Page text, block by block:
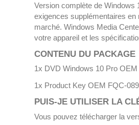
Version complète de Windows
exigences supplémentaires en
marché. Windows Media
votre appareil et les
CONTENU DU PACKAGE
1x DVD Windows 10 Pro
1x Product Key OEM FQC-
PUIS-JE UTILISER LA
Vous pouvez télécharger la